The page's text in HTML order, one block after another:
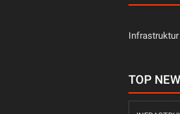
Infrastruktur
TOP